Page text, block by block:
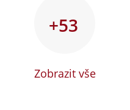
+53
Zobrazit vše